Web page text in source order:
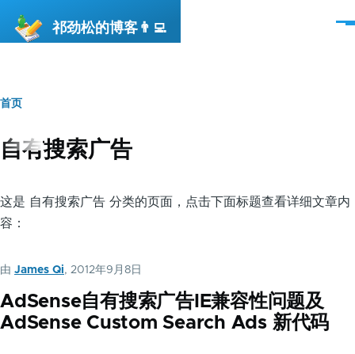
祁劲松的博客👨‍💻
菜
面
包
屑
首页
自有搜索广告
这是 自有搜索广告 分类的页面，点击下面标题查看详细文章内
容：
由 James Qi, 2012年9月8日
AdSense自有搜索广告IE兼容性问题及
AdSense Custom Search Ads 新代码